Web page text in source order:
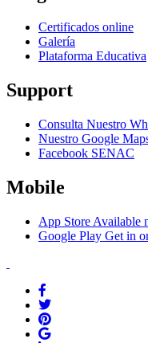
Certificados online
Galería
Plataforma Educativa
Support
Consulta Nuestro
Nuestro Google
Facebook SENAC
Mobile
App Store Available
Google Play Get in